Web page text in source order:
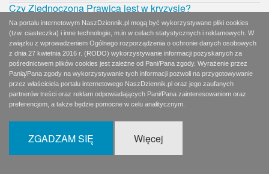
Czy Zjednoczona Prawica jest w kryzysie?
Niedziela, 23 lutego (11:43)
Naturalny kłopot rządzących z NIK
Sobota, 22 lutego (11:54)
Polscy komuniści proszą o pomoc
Piątek, 21 lutego (08:10)
Kto za nimi stoi?
Czwartek, 20 lutego (08:19)
Katyń i Smoleńsk poza polityką
Niehonorowy Wałęsa
Wtorek, 18 lutego (04:01)
Lewicowy zakalec
Na portalu internetowym NaszDziennik.pl mogą być wykorzystywane pliki cookies
(tzw. ciasteczka) i inne technologie, m.in w celach statystycznych i reklamowych. W
związku z wprowadzeniem Ogólnego rozporządzenia o ochronie danych osobowych
z dnia 27 kwietnia 2016 r. (RODO) wykorzystywanie informacji pozyskanych za
pośrednictwem plików cookies jest zależne od Pani/Pana zgody. Wyrażenie przez
Panią/Pana zgody na wykorzystywanie tych informacji pozwoli na przygotowywanie
przez właściciela portalu internetowego NaszDziennik.pl oraz jego zaufanych
partnerów treści oraz reklam odpowiadających Pani/Pana zainteresowaniom oraz
preferencjom, a także będzie pomocne w celu analitycznym.
ZGADZAM SIĘ Więcej